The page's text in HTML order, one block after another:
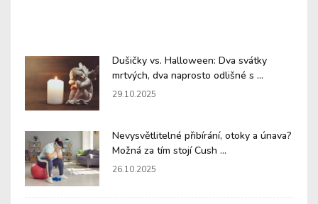
Dušičky vs. Halloween: Dva svátky
mrtvých, dva naprosto odlišné s ...
29.10.2025
Nevysvětlitelné přibírání, otoky a únava?
Možná za tím stojí Cush ...
26.10.2025